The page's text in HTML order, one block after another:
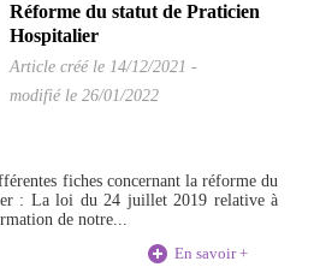
Réforme du statut de Praticien
Hospitalier
Article créé le 14/12/2021 -
modifié le 26/01/2022
fiches concernant la réforme du
: La loi du 24 juillet 2019 relative à
de notre...
En savoir +